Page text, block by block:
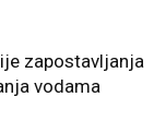
zapostavljanja
vodama